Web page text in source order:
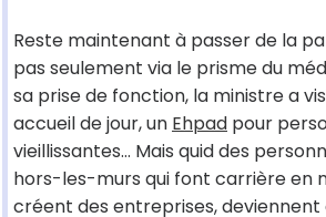
Reste maintenant à passer de la
pas seulement via le prisme du
sa prise de fonction, la ministre a
accueil de jour, un Ehpad pour
vieillissantes… Mais quid des
hors-les-murs qui font carrière en
créent des entreprises, deviennent